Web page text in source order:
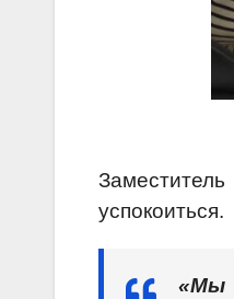
успокоиться.
«Мы